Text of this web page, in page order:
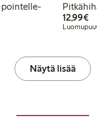
12,99€
Näytä lisää